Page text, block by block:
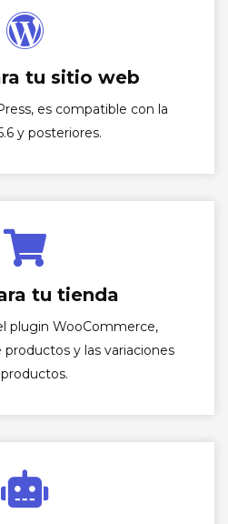
tu sitio web
es compatible con la
y posteriores.
tu tienda
plugin WooCommerce,
y las variaciones